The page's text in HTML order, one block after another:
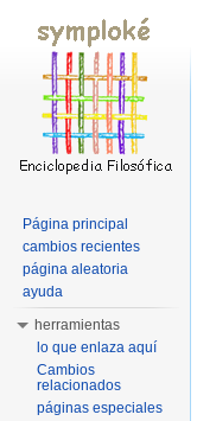
Página principal
cambios recientes
página aleatoria
ayuda
herramientas
lo que enlaza aquí
Cambios
relacionados
páginas especiales